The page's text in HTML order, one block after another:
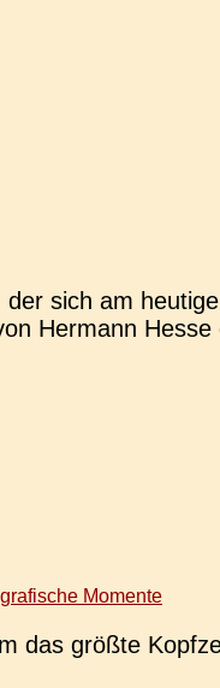
sich am
Her­mann Hesse
Momente
das größte